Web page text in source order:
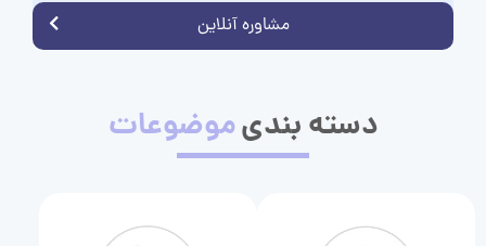
مشاوره آنلاین
دسته بندیموضوعات